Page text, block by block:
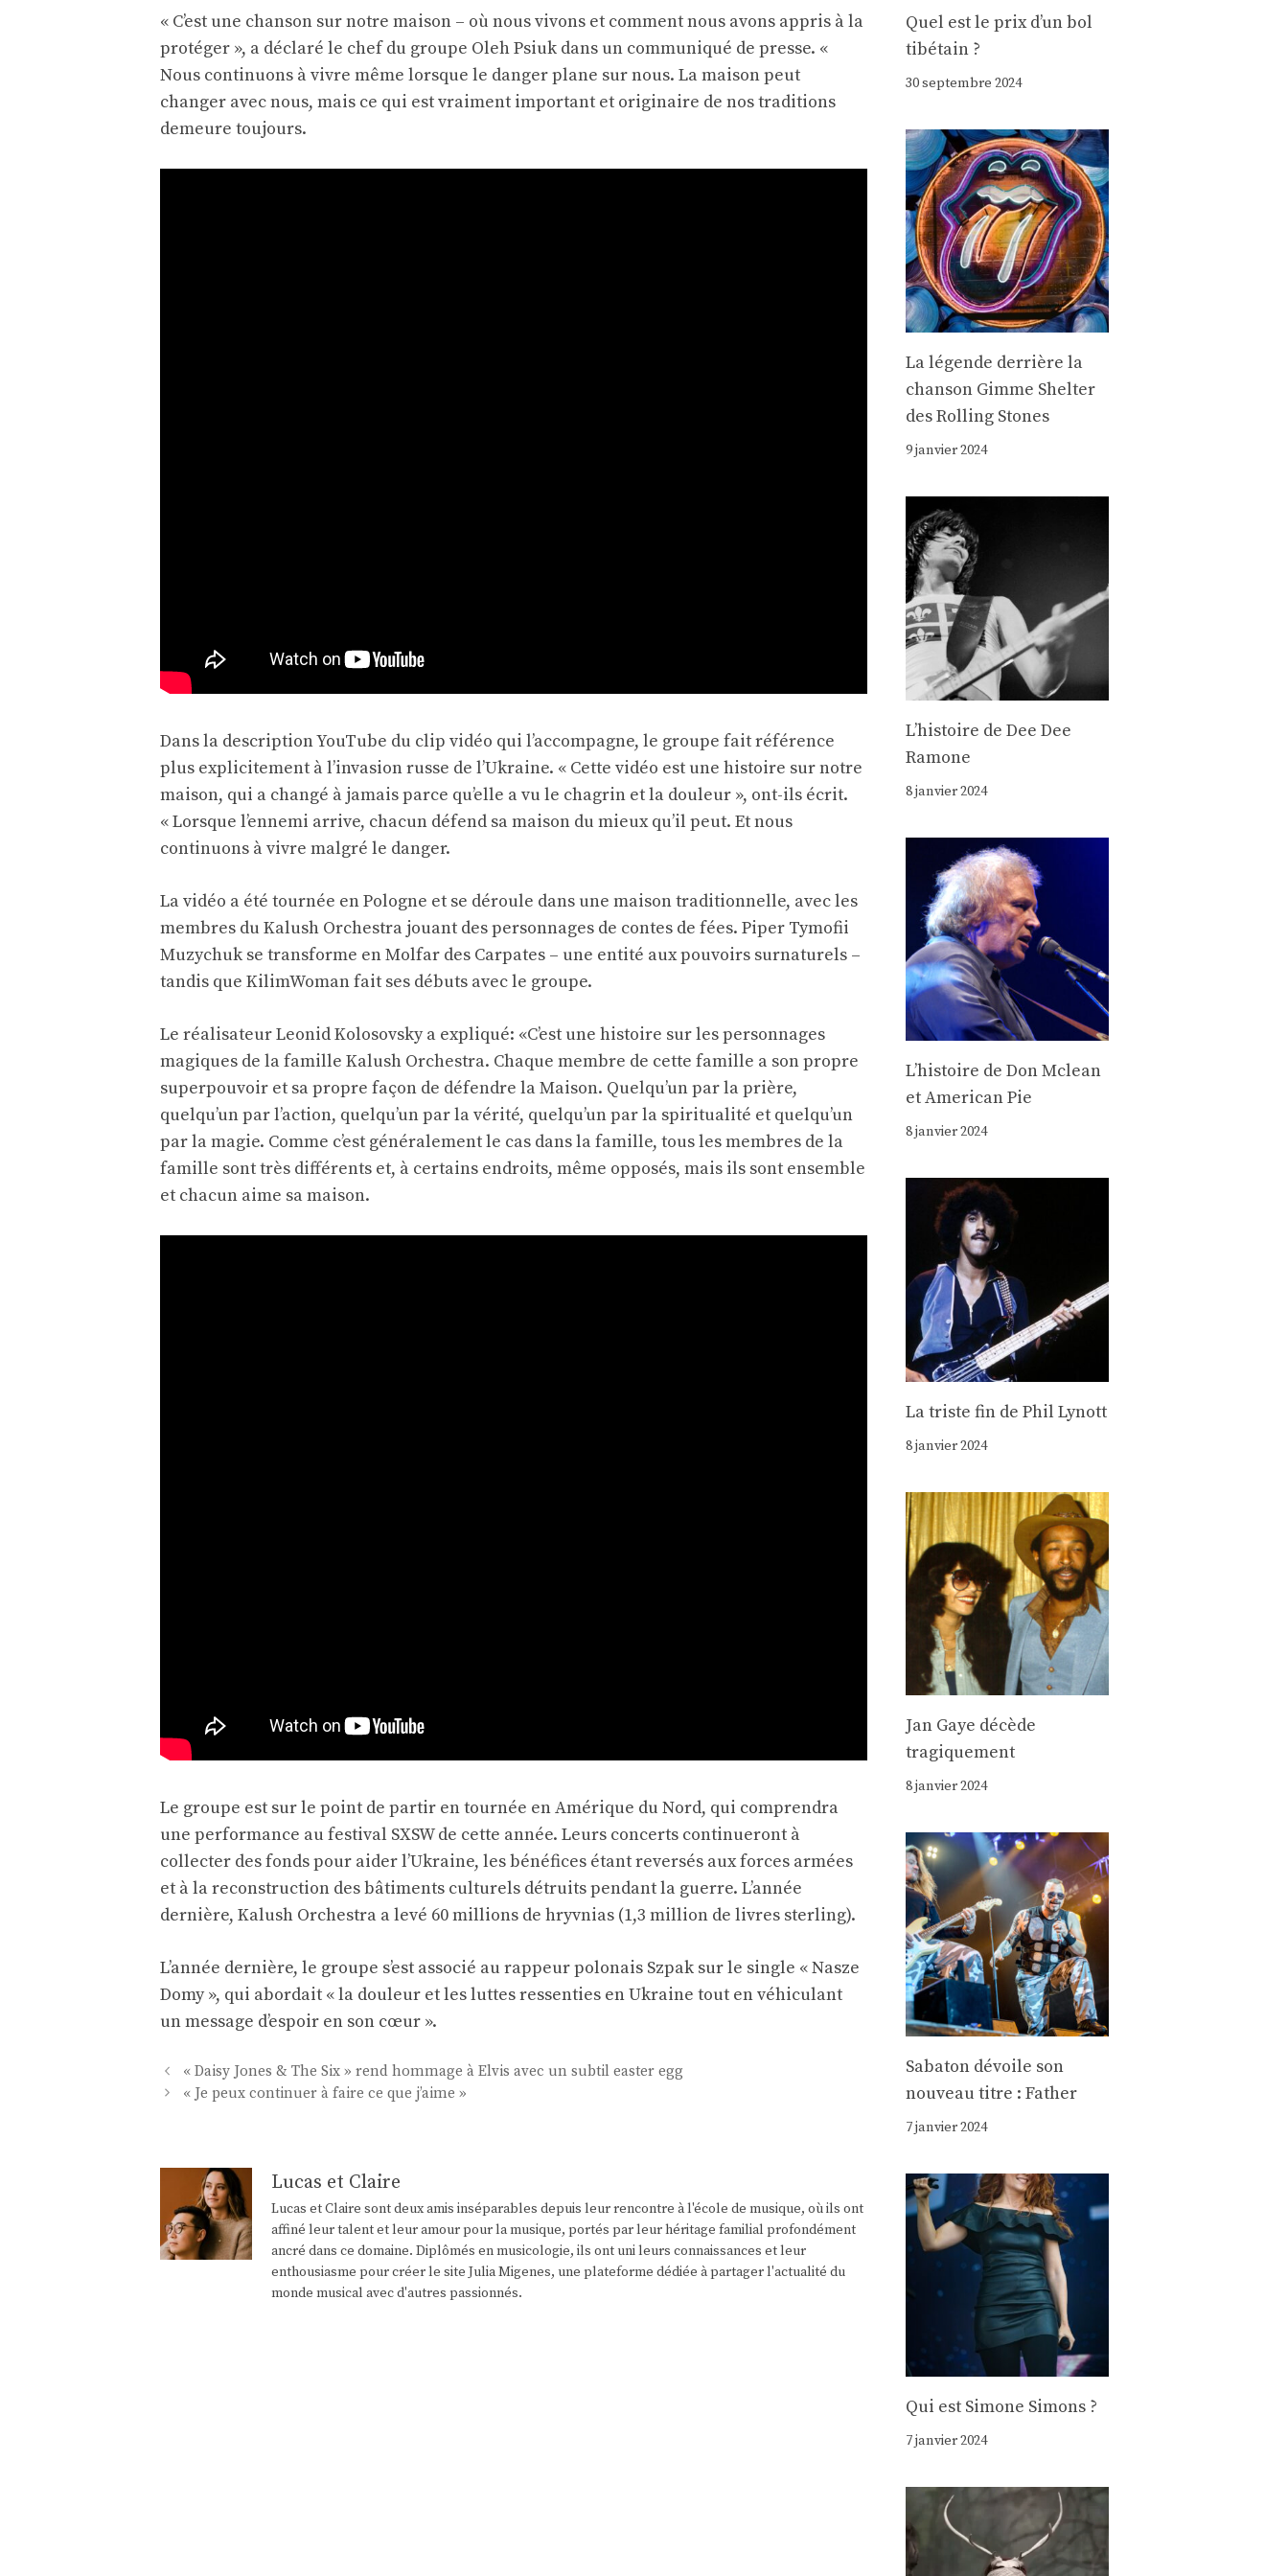
« C’est une chanson sur notre maison – où nous vivons et comment nous avons appris à la
protéger », a déclaré le chef du groupe Oleh Psiuk dans un communiqué de presse. «
Nous continuons à vivre même lorsque le danger plane sur nous. La maison peut
changer avec nous, mais ce qui est vraiment important et originaire de nos traditions
demeure toujours.
Dans la description YouTube du clip vidéo qui l’accompagne, le groupe fait référence
plus explicitement à l’invasion russe de l’Ukraine. « Cette vidéo est une histoire sur notre
maison, qui a changé à jamais parce qu’elle a vu le chagrin et la douleur », ont-ils écrit.
« Lorsque l’ennemi arrive, chacun défend sa maison du mieux qu’il peut. Et nous
continuons à vivre malgré le danger.
La vidéo a été tournée en Pologne et se déroule dans une maison traditionnelle, avec les
membres du Kalush Orchestra jouant des personnages de contes de fées. Piper Tymofii
Muzychuk se transforme en Molfar des Carpates – une entité aux pouvoirs surnaturels –
tandis que KilimWoman fait ses débuts avec le groupe.
Le réalisateur Leonid Kolosovsky a expliqué: «C’est une histoire sur les personnages
magiques de la famille Kalush Orchestra. Chaque membre de cette famille a son propre
superpouvoir et sa propre façon de défendre la Maison. Quelqu’un par la prière,
quelqu’un par l’action, quelqu’un par la vérité, quelqu’un par la spiritualité et quelqu’un
par la magie. Comme c’est généralement le cas dans la famille, tous les membres de la
famille sont très différents et, à certains endroits, même opposés, mais ils sont ensemble
et chacun aime sa maison.
Le groupe est sur le point de partir en tournée en Amérique du Nord, qui comprendra
une performance au festival SXSW de cette année. Leurs concerts continueront à
collecter des fonds pour aider l’Ukraine, les bénéfices étant reversés aux forces armées
et à la reconstruction des bâtiments culturels détruits pendant la guerre. L’année
dernière, Kalush Orchestra a levé 60 millions de hryvnias (1,3 million de livres sterling).
L’année dernière, le groupe s’est associé au rappeur polonais Szpak sur le single « Nasze
Domy », qui abordait « la douleur et les luttes ressenties en Ukraine tout en véhiculant
un message d’espoir en son cœur ».
Navigation
des
« Daisy Jones & The Six » rend hommage à Elvis avec un subtil easter egg
« Je peux continuer à faire ce que j’aime »
Lucas et Claire
Lucas et Claire sont deux amis inséparables depuis leur rencontre à l'école de musique, où ils ont
affiné leur talent et leur amour pour la musique, portés par leur héritage familial profondément
ancré dans ce domaine. Diplômés en musicologie, ils ont uni leurs connaissances et leur
enthousiasme pour créer le site Julia Migenes, une plateforme dédiée à partager l'actualité du
monde musical avec d'autres passionnés.
Quel est le prix d’un bol
tibétain ?
30 septembre 2024
La légende derrière la
chanson Gimme Shelter
des Rolling Stones
9 janvier 2024
Lʼhistoire de Dee Dee
Ramone
8 janvier 2024
Lʼhistoire de Don Mclean
et American Pie
8 janvier 2024
La triste fin de Phil Lynott
8 janvier 2024
Jan Gaye décède
tragiquement
8 janvier 2024
Sabaton dévoile son
nouveau titre : Father
7 janvier 2024
Qui est Simone Simons ?
7 janvier 2024